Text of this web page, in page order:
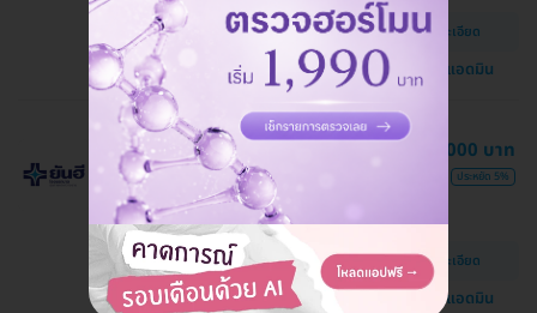
โรงพยาบาลยันฮี
บางพลัด
MRT บางอ้อ
ดูรายละเอียด
แชทกับแอดมิน
จองฟรี! จ่ายทีหลัง
HD ออกค่าประเมินให้! สูงสุด 1500 บ.
รักษาเส้นเลือดขอดบริเวณขา 2 ข้าง
ด้วยสารยึดติดภายในหลอดเลือดดำ
โรงพยาบาลยันฮี
บางพลัด
MRT บางอ้อ
133,000 บาท
ประหยัด 5%
ดูรายละเอียด
แชทกับแอดมิน